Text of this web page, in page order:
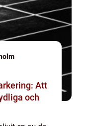
Att
och